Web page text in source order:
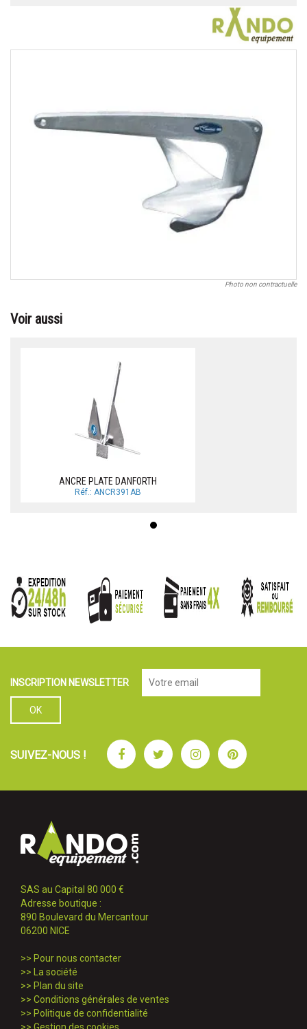
Photo non contractuelle
Voir aussi
ANCRE PLATE DANFORTH
Réf.: ANCR391AB
INSCRIPTION NEWSLETTER
SUIVEZ-NOUS ! FacebookTwitterInstagramPinterest
SAS au Capital 80 000 €
Adresse boutique :
890 Boulevard du Mercantour
06200 NICE
>> Pour nous contacter
>>
La société
>> Plan du site
>> Conditions générales de ventes
>> Politique de confidentialité
>> Gestion des cookies